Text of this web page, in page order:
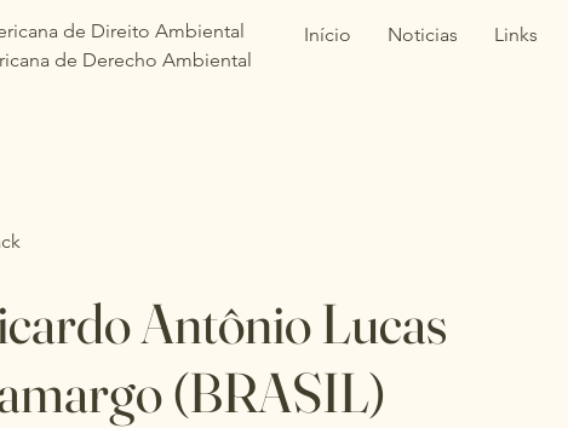
de Direito Ambiental
de Derecho Ambiental
Início Noticias Links
Antônio Lucas
(BRASIL)